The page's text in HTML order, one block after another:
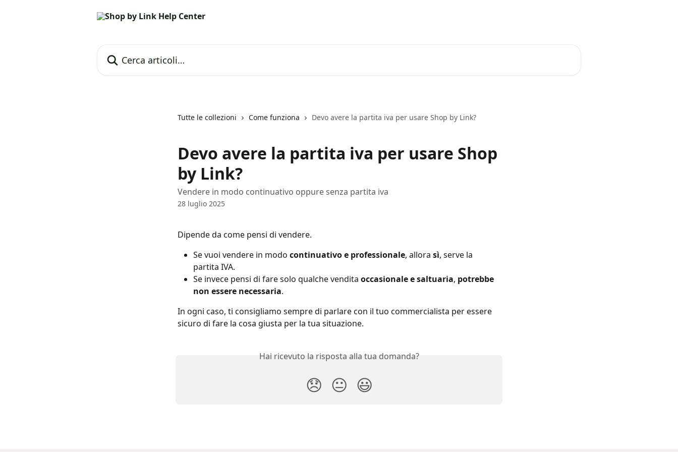
Tutte le collezioni Come funziona Devo avere la partita iva per usare Shop by Link?
Devo avere la partita iva per usare Shop
by Link?
Vendere in modo continuativo oppure senza partita iva
28 luglio 2025
Dipende da come pensi di vendere.
Se vuoi vendere in modo continuativo e professionale, allora sì, serve la
partita IVA.
Se invece pensi di fare solo qualche vendita occasionale e saltuaria, potrebbe
non essere necessaria.
In ogni caso, ti consigliamo sempre di parlare con il tuo commercialista per essere
sicuro di fare la cosa giusta per la tua situazione.
Hai ricevuto la risposta alla tua domanda?
😞 😐 😃